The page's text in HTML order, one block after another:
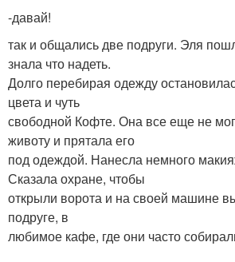
-давай!
так и общались две подруги. Эля
знала что надеть.
Долго перебирая одежду
цвета и чуть
свободной Кофте. Она все еще не
животу и прятала его
под одеждой. Нанесла немного
Сказала охране, чтобы
открыли ворота и на своей машине
подруге, в
любимое кафе, где они часто